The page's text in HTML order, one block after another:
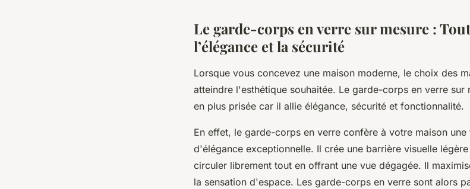
Le garde-corps en verre sur mesure :
l’élégance et la sécurité
Lorsque vous concevez une maison moderne, le choix des
atteindre l'esthétique souhaitée. Le garde-corps en verre sur
en plus prisée car il allie élégance, sécurité et fonctionnalité.
En effet, le garde-corps en verre confère à votre maison
d'élégance exceptionnelle. Il crée une barrière visuelle
circuler librement tout en offrant une vue dégagée. Il
la sensation d'espace. Les garde-corps en verre sont alors